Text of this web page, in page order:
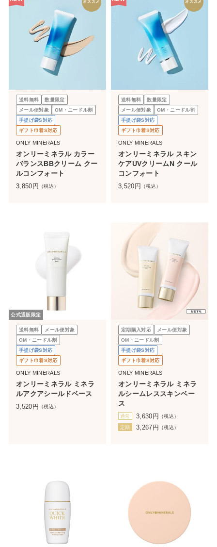
オススメ
送料無料
数量限定
メール便対象
OM・ニードル割
手提げ袋S対応
ギフト巾着S対応
ONLY MINERALS
オンリーミネラル カラー
バランスBBクリーム クー
ルコンフォート
3,850 円 （税込）
オススメ
送料無料
数量限定
メール便対象
OM・ニードル割
手提げ袋S対応
ギフト巾着S対応
ONLY MINERALS
オンリーミネラル スキン
ケアUVクリームN クール
コンフォート
3,520 円 （税込）
公式通販限定
送料無料
メール便対象
OM・ニードル割
手提げ袋S対応
ギフト巾着S対応
ONLY MINERALS
オンリーミネラル ミネラ
ルアクアシールドベース
3,520 円 （税込）
定期購入対応
メール便対象
OM・ニードル割
手提げ袋S対応
ギフト巾着S対応
ONLY MINERALS
オンリーミネラル ミネラ
ルシームレススキンベー
ス
通常 3,630 円 （税込）
定期 3,267 円 （税込）